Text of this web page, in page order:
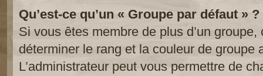
Qu’est-ce qu’un « Groupe par défaut » ?
Si vous êtes membre de plus d’un
déterminer le rang et la couleur de groupe
L’administrateur peut vous permettre de